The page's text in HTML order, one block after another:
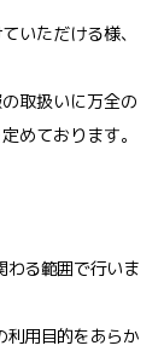
いただける様、
取扱いに万全の
めております。
わる範囲で行いま
利用目的をあらか